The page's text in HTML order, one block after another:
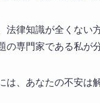
法律知識が全くない
の専門家である私が
は、あなたの不安は